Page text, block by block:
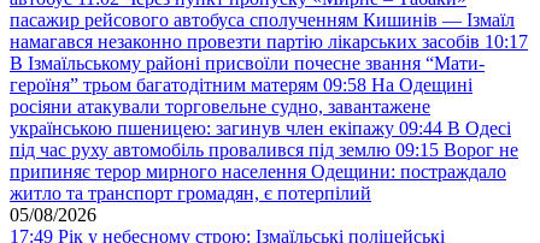
пасажир рейсового автобуса сполученням Кишинів — Ізмаїл
намагався незаконно провезти партію лікарських засобів 10:17
В Ізмаїльському районі присвоїли почесне звання “Мати-
героїня” трьом багатодітним матерям 09:58 На Одещині
росіяни атакували торговельне судно, завантажене
українською пшеницею: загинув член екіпажу 09:44 В Одесі
під час руху автомобіль провалився під землю 09:15 Ворог не
припиняє терор мирного населення Одещини: постраждало
житло та транспорт громадян, є потерпілий
05/08/2026
17:49 Рік у небесному строю: Ізмаїльські поліцейські